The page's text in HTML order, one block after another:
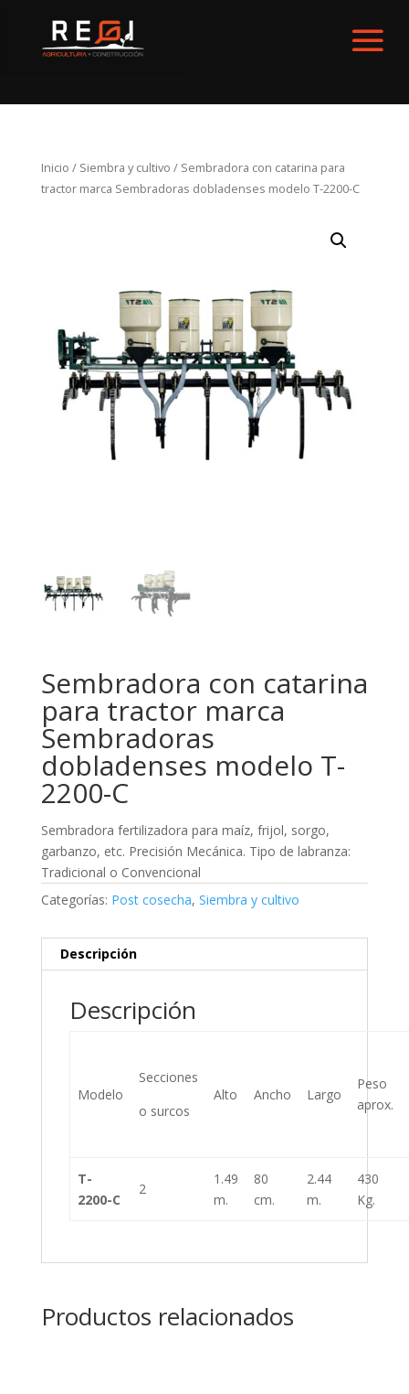
Inicio / Siembra y cultivo / Sembradora con catarina para
tractor marca Sembradoras dobladenses modelo T-2200-C
Sembradora con catarina
para tractor marca
Sembradoras
dobladenses modelo T-
2200-C
Sembradora fertilizadora para maíz, frijol, sorgo,
garbanzo, etc. Precisión Mecánica. Tipo de labranza:
Tradicional o Convencional
Categorías: Post cosecha, Siembra y cultivo
Descripción
Descripción
Modelo
Secciones
o surcos
Alto Ancho Largo
Peso
aprox.
T-
2200-C
2
1.49
m.
80
cm.
2.44
m.
430
Kg.
Productos relacionados